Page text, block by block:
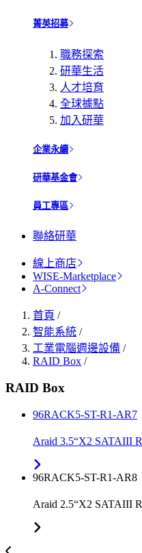
菁英招募
職務探索
研華生活
人才培育
全球據點
加入研華
企業永續
研華基金會
員工專區
聯絡研華
線上商店
WISE-Marketplace
A-Connect
首頁 /
智能系統 /
工業電腦週邊設備 /
RAID Box /
RAID Box
96RACK5-ST-R1-AR7
Araid 3.5“X2 SATAIII
96RACK5-ST-R1-AR8
Araid 2.5“X2 SATAIII